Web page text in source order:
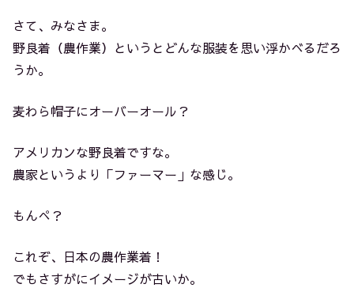
さて、みなさま。
野良着（農作業）というとどんな服装を思い浮かべるだろ
うか。
麦わら帽子にオーバーオール？
アメリカンな野良着ですな。
農家というより「ファーマー」な感じ。
もんぺ？
これぞ、日本の農作業着！
でもさすがにイメージが古いか。